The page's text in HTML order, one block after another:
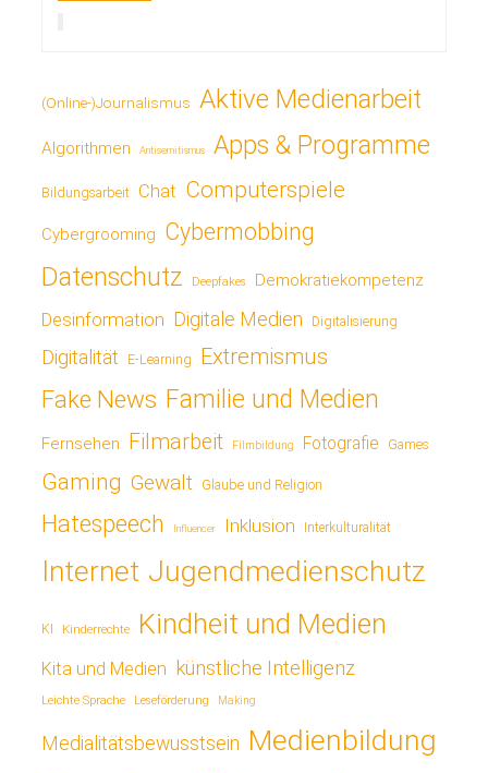
(Online-)Journalismus Aktive Medienarbeit
Algorithmen Antisemitismus Apps & Programme
Bildungsarbeit Chat Computerspiele
Cybergrooming Cybermobbing
Datenschutz Deepfakes Demokratiekompetenz
Desinformation Digitale Medien Digitalisierung
Digitalität E-Learning Extremismus
Fake News Familie und Medien
Fernsehen Filmarbeit Filmbildung Fotografie Games
Gaming Gewalt Glaube und Religion
Hatespeech Influencer Inklusion Interkulturalität
Internet Jugendmedienschutz
KI Kinderrechte Kindheit und Medien
Kita und Medien künstliche Intelligenz
Leichte Sprache Leseförderung Making
Medialitätsbewusstsein Medienbildung